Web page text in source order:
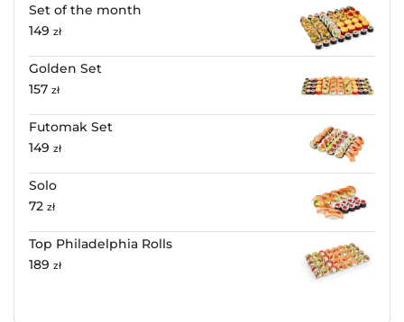
Set of the month
149 zł
Golden Set
157 zł
Futomak Set
149 zł
Solo
72 zł
Top Philadelphia Rolls
189 zł